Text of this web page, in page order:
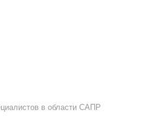
в области САПР